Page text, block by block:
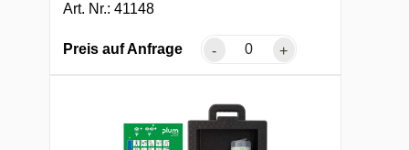
Art. Nr.: 41148
Preis auf Anfrage - +